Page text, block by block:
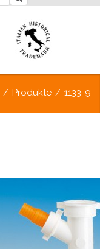
/ Produkte / 1133-9